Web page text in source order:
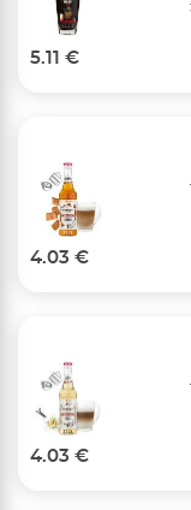
5.11 €
4.03 €
4.03 €